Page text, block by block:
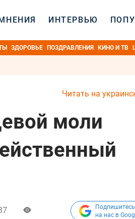
ИНТЕРВЬЮ
ЗДОРОВЬЕ ПОЗДРАВЛЕНИЯ КИНО И ТВ
Читать на
моли
Подпишитесь
на нас в